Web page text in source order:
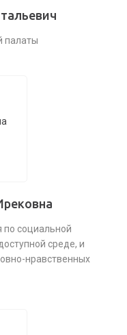
палаты
по социальной
среде, и
нравственных